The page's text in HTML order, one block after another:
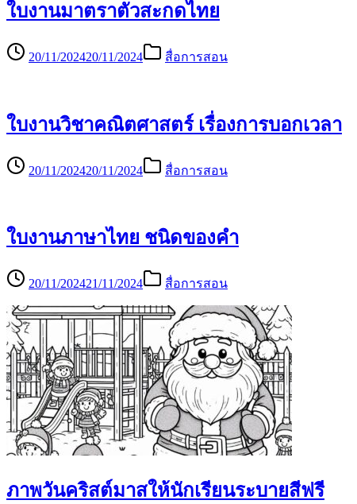
ใบงานมาตราตัวสะกดไทย
20/11/202420/11/2024 สื่อการสอน
ใบงานวิชาคณิตศาสตร์ เรื่องการบอกเวลา
20/11/202420/11/2024 สื่อการสอน
ใบงานภาษาไทย ชนิดของคำ
20/11/202421/11/2024 สื่อการสอน
ภาพวันคริสต์มาสให้นักเรียนระบายสีฟรี